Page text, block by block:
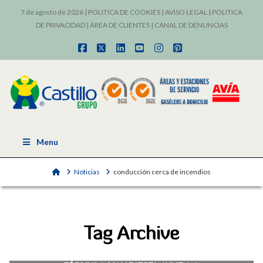
7 de agosto de 2026 | POLITICA DE COOKIES | AVISO LEGAL | POLITICA
DE PRIVACIDAD| ÁREA DE CLIENTES| CANAL DE DENUNCIAS
Facebook
X LinkedInYouTubeInstagram
Pinterest
Menu
HomeNoticias conducción cerca de incendios
Tag Archive